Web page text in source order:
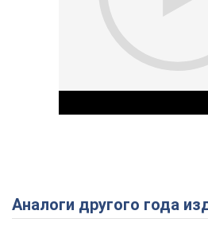
Аналоги другого года